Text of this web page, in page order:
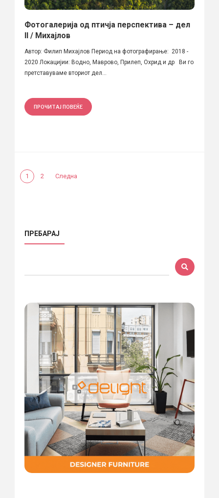
Фотогалерија од птичја перспектива – дел
II / Михајлов
Автор: Филип Михајлов Период на фотографирање: 2018 -
2020 Локацијии: Водно, Маврово, Прилеп, Охрид и др Ви го
претставуваме вториот дел...
ПРОЧИТАЈ ПОВЕЌЕ
1 2 Следна
ПРЕБАРАЈ